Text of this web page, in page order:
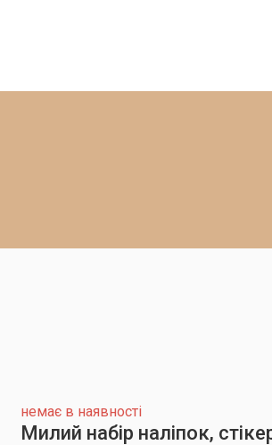
немає в наявності
Милий набір наліпок,